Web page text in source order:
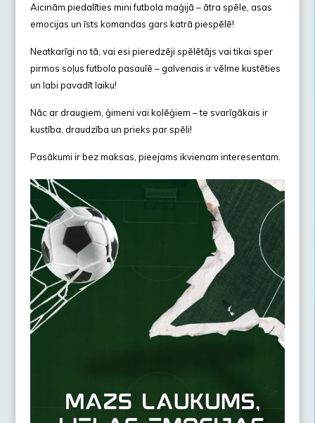
Aicinām piedalīties mini futbola maģijā – ātra spēle, asas
emocijas un īsts komandas gars katrā piespēlē!
Neatkarīgi no tā, vai esi pieredzēji spēlētājs vai tikai sper
pirmos soļus futbola pasaulē – galvenais ir vēlme kustēties
un labi pavadīt laiku!
Nāc ar draugiem, ģimeni vai kolēģiem – te svarīgākais ir
kustība, draudzība un prieks par spēli!
Pasākumi ir bez maksas, pieejams ikvienam interesentam.